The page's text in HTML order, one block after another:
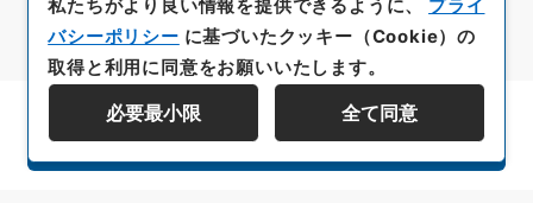
資料群階層を表示する
私たちがより良い情報を提供できるように、 プライ
バシーポリシー に基づいたクッキー（Cookie）の
取得と利用に同意をお願いいたします。
必要最小限 全て同意